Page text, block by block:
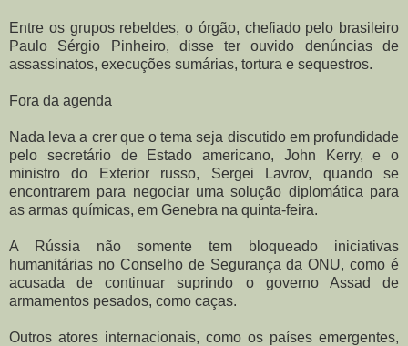
Entre os grupos rebeldes, o órgão, chefiado pelo brasileiro
Paulo Sérgio Pinheiro, disse ter ouvido denúncias de
assassinatos, execuções sumárias, tortura e sequestros.
Fora da agenda
Nada leva a crer que o tema seja discutido em profundidade
pelo secretário de Estado americano, John Kerry, e o
ministro do Exterior russo, Sergei Lavrov, quando se
encontrarem para negociar uma solução diplomática para
as armas químicas, em Genebra na quinta-feira.
A Rússia não somente tem bloqueado iniciativas
humanitárias no Conselho de Segurança da ONU, como é
acusada de continuar suprindo o governo Assad de
armamentos pesados, como caças.
Outros atores internacionais, como os países emergentes,